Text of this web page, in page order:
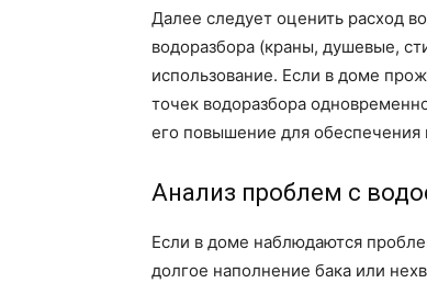
Далее следует оценить расход
водоразбора (краны, душевые,
использование. Если в доме
точек водоразбора
его повышение для обеспечения
Анализ проблем с
Если в доме наблюдаются
долгое наполнение бака или